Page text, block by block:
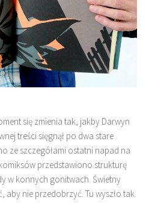
się zmienia tak, jakby Darwyn
treści sięgnął po dwa stare
ze szczegółami ostatni napad na
przedstawiono strukturę
w konnych gonitwach. Świetny
aby nie przedobrzyć. Tu wyszło tak